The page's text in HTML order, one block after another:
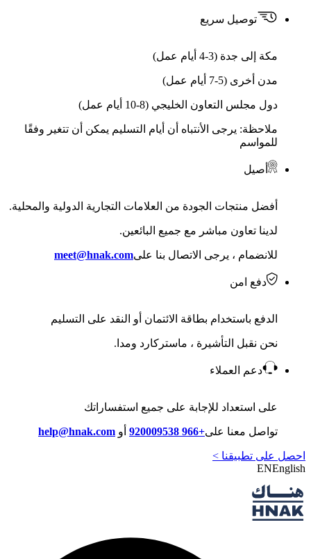
توصيل سريع
مكة إلى جدة (3-4 أيام عمل)
مدن أخرى (5-7 أيام عمل)
دول مجلس التعاون الخليجي (8-10 أيام عمل)
ملاحظة: يرجى الأنتباه أن أيام التسليم يمكن أن تتغير وفقًا
للمواسم
أصيل
أفضل منتجات الجودة من العلامات التجارية الدولية والمحلية.
لدينا تعاون مباشر مع جميع البائعين.
للانضمام ، يرجى الاتصال بنا علىmeet@hnak.com
دفع امن
الدفع باستخدام بطاقة الائتمان أو النقد على التسليم
نحن نقبل التأشيرة ، ماستركارد ومدا.
دعم العملاء
على استعداد للإجابة على جميع استفساراتك
تواصل معنا على+966 920009538 أو help@hnak.com
احصل على تطبيقنا >
ENEnglish